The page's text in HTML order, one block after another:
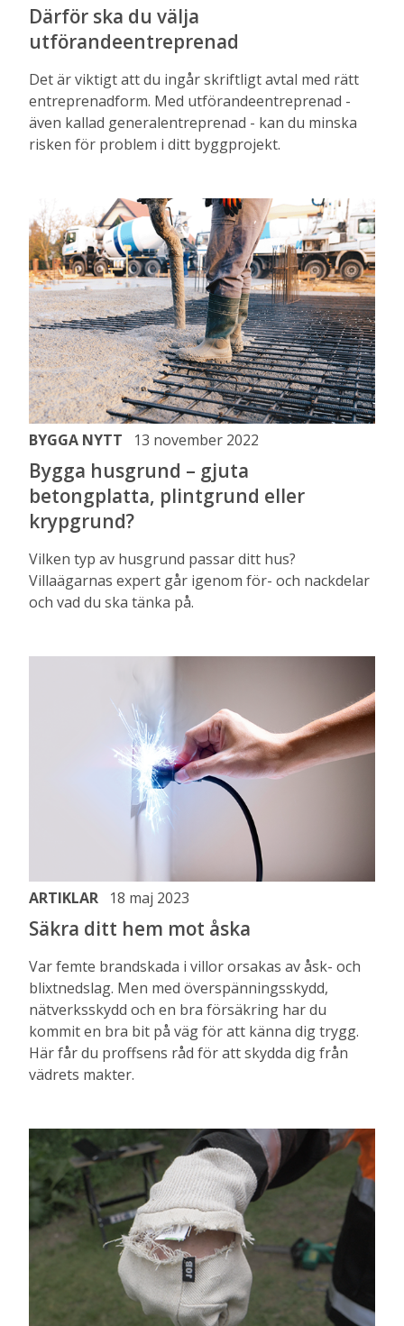
Därför ska du välja
utförandeentreprenad
Det är viktigt att du ingår skriftligt avtal med rätt
entreprenadform. Med utförandeentreprenad -
även kallad generalentreprenad - kan du minska
risken för problem i ditt byggprojekt.
BYGGA NYTT 13 november 2022
Bygga husgrund – gjuta
betongplatta, plintgrund eller
krypgrund?
Vilken typ av husgrund passar ditt hus?
Villaägarnas expert går igenom för- och nackdelar
och vad du ska tänka på.
ARTIKLAR 18 maj 2023
Säkra ditt hem mot åska
Var femte brandskada i villor orsakas av åsk- och
blixtnedslag. Men med överspänningsskydd,
nätverksskydd och en bra försäkring har du
kommit en bra bit på väg för att känna dig trygg.
Här får du proffsens råd för att skydda dig från
vädrets makter.